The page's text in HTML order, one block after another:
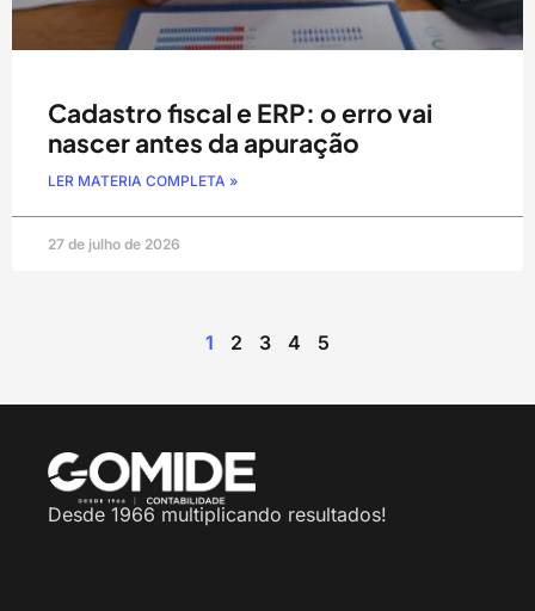
Cadastro fiscal e ERP: o erro vai
nascer antes da apuração
LER MATERIA COMPLETA »
27 de julho de 2026
1 2 3 4 5
Desde 1966 multiplicando resultados!